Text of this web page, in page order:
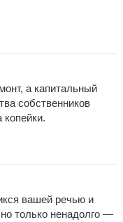
а капитальный
собственников
вашей речью и
только ненадолго —